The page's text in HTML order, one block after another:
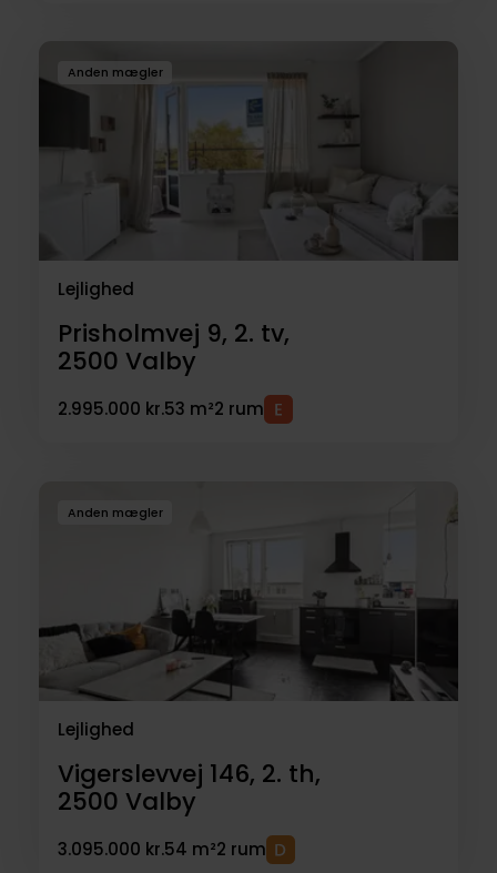
Anden mægler
Lejlighed
Prisholmvej 9, 2. tv,
2500 Valby
2.995.000 kr.53 m²2 rum
Anden mægler
Lejlighed
Vigerslevvej 146, 2. th,
2500 Valby
3.095.000 kr.54 m²2 rum